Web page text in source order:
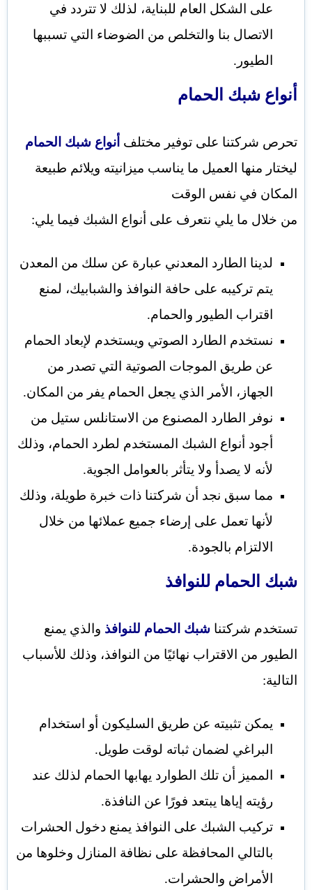
على الشكل العام للبناية، لذلك لا تتردد في
الاتصال بنا والتخلص من الضوضاء التي تسببها
الطيور.
أنواع شبك الحمام
تحرص شركتنا على توفير مختلف أنواع شبك الحمام
ليختار منها العميل ما يناسب ميزانيته ويلائم طبيعة
المكان في نفس الوقت
من خلال ما يلي نتعرف على أنواع الشبك فيما يلي:
لدينا الطارد المعدني عبارة عن سلك من المعدن
يتم تركيبه على حافة النوافذ والشبابيك، لمنع
اقتراب الطيور والحمام.
نستخدم الطارد الصوتي ويستخدم لإبعاد الحمام
عن طريق الموجات الصوتية التي تصدر من
الجهاز، الأمر الذي يجعل الحمام يفر من المكان.
نوفر الطارد المصنوع من الاستانلس ستيل من
أجود أنواع الشبك المستخدم لطرد الحمام، وذلك
لأنه لا يصدأ ولا يتأثر بالعوامل الجوية.
مما سبق نجد أن شركتنا ذات خبرة طويلة، وذلك
لأنها تعمل على إرضاء جميع عملائها من خلال
الالتزام بالجودة.
شبك الحمام للنوافذ
تستخدم شركتنا شبك الحمام للنوافذ والذي يمنع
الطيور من الاقتراب نهائيًا من النوافذ، وذلك للأسباب
التالية:
يمكن تثبيته عن طريق السليكون أو استخدام
البراغي لضمان ثباته لوقت طويل.
المميز أن تلك الطوارد يهابها الحمام لذلك عند
رؤيته إياها يبتعد فورًا عن النافذة.
تركيب الشبك على النوافذ يمنع دخول الحشرات
بالتالي المحافظة على نظافة المنازل وخلوها من
الأمراض والحشرات.